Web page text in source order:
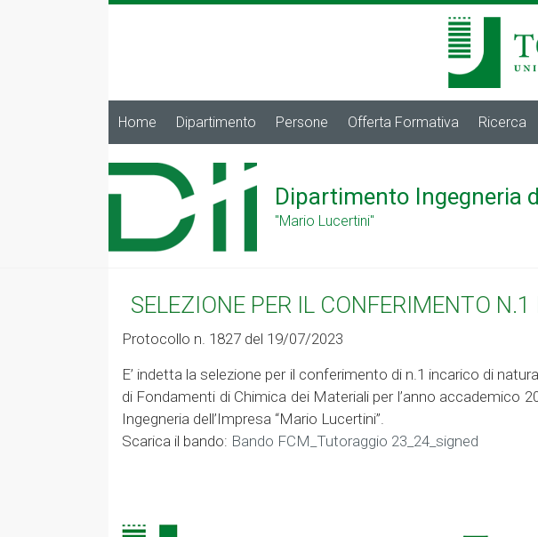
Home Dipartimento Persone Offerta Formativa Ricerca
Dipartimento Ingegneria
"Mario Lucertini"
SELEZIONE PER IL CONFERIMENTO
Protocollo n. 1827 del 19/07/2023
E’ indetta la selezione per il conferimento di n.1 incarico di
di Fondamenti di Chimica dei Materiali per l’anno accademico
Ingegneria dell’Impresa “Mario Lucertini”.
Scarica il bando: Bando FCM_Tutoraggio 23_24_signed